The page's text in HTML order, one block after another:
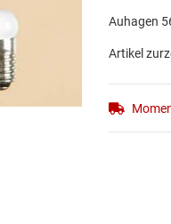
Auhagen
Artikel